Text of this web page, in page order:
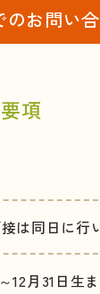
のお問い
項
は同日に行
12月31日生